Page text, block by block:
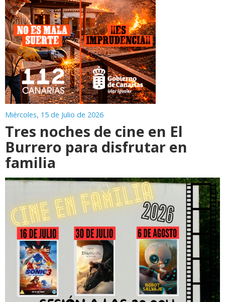
Miércoles, 15 de Julio de 2026
Tres noches de cine en El
Burrero para disfrutar en
familia